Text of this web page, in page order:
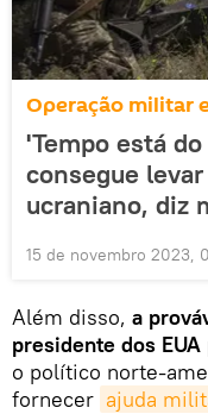
Operação militar
'Tempo está
consegue
ucraniano, diz
15 de novembro 2023,
Além disso, a
presidente dos
o político norte-
fornecer ajuda